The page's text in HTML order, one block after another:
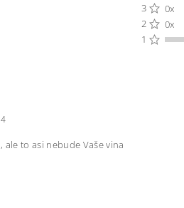
3
0x
2
0x
1
ale to asi nebude Vaše vina